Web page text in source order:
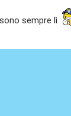
sempre lì